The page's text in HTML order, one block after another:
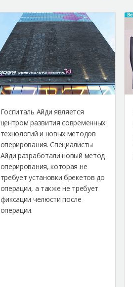
Госпиталь Айди является
центром развития современных
технологий и новых методов
оперирования. Специалисты
Айди разработали новый метод
оперирования, которая не
требует установки брекетов до
операции, а также не требует
фиксации челюсти после
операции.